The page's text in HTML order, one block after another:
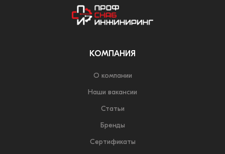
КОМПАНИЯ
О компании
Наши вакансии
Статьи
Бренды
Сертификаты